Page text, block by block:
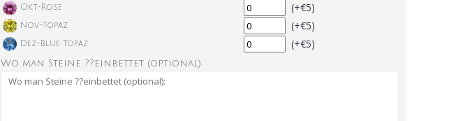
Okt-Rose (+€5)
Nov-Topaz (+€5)
Dez-Blue Topaz (+€5)
Wo man Steine ??einbettet (optional):